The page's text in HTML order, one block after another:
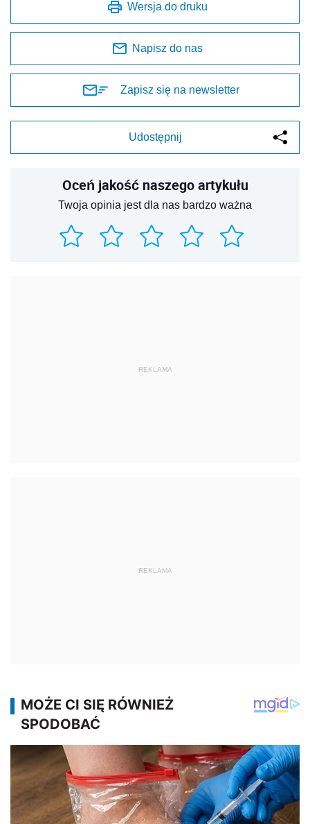
Wersja do druku
Napisz do nas
Zapisz się na newsletter
Udostępnij
Oceń jakość naszego artykułu
Twoja opinia jest dla nas bardzo ważna
REKLAMA
REKLAMA